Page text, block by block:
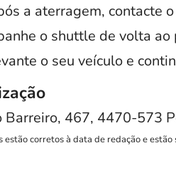
a aterragem, contacte
o shuttle de volta
o seu veículo e
Barreiro, 467, 4470-573
estão corretos à data de redação e estão